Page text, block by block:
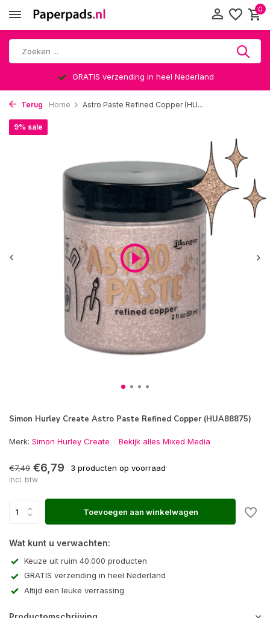
0
GRATIS verzending in heel Nederland
Terug Home Astro Paste Refined Copper (HU...
Simon Hurley Create Astro Paste Refined Copper (HUA88875)
9% sale
Merk: Simon Hurley Create Bekijk alles Mixed Media
€7,49 €6,79 3 producten op voorraad
Incl. btw
Toevoegen aan winkelwagen
Wat kunt u verwachten:
Keuze uit ruim 40.000 producten
GRATIS verzending in heel Nederland
Altijd een leuke verrassing